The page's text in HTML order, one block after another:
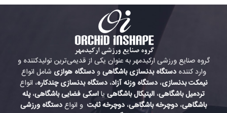
گروه صنایع ورزشی ارکیدمهر به عنوان یکی از قدیمی‌ترین تولیدکننده و
وارد کنندهدستگاه بدنسازی باشگاهیودستگاه هوازی شامل انواع
نیمکت بدنسازی، دستگاه وزنه آزاد، دستگاه بدنسازی چندکاره، انواع
تردمیل باشگاهی، الپتیکال باشگاهی یااسکی فضایی باشگاهی،پله
باشگاهی، دوچرخه باشگاهی، دوچرخه ثابت و انواعدستگاه ورزشی